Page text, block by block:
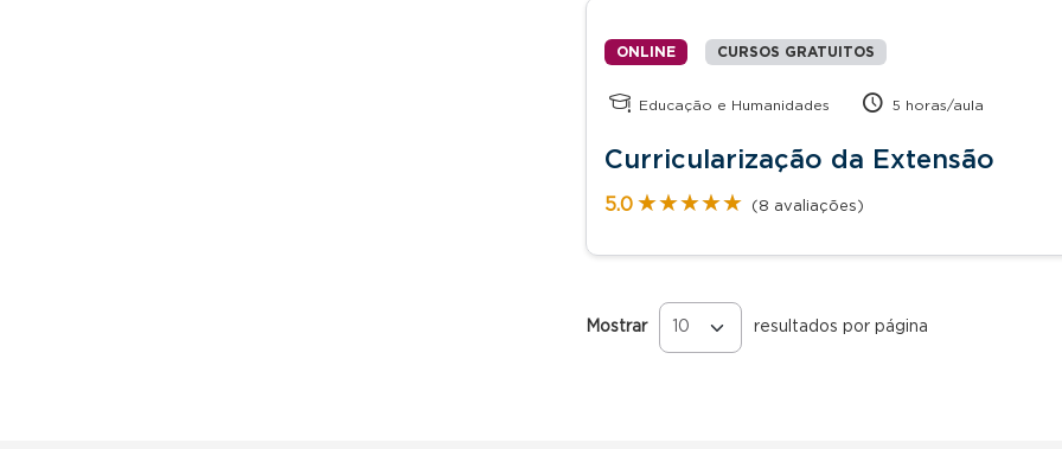
ONLINE CURSOS GRATUITOS
Educação e Humanidades 5 horas/aula
Curricularização da Extensão
5.0 ★★★★★
★★★★★ (8 avaliações)
Mostrar resultados por página
Páginas